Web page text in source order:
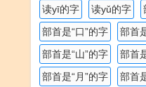
读yī的字
读yǔ的字
部首是“口”的字
部首
部首是“山”的字
部首
部首是“月”的字
部首